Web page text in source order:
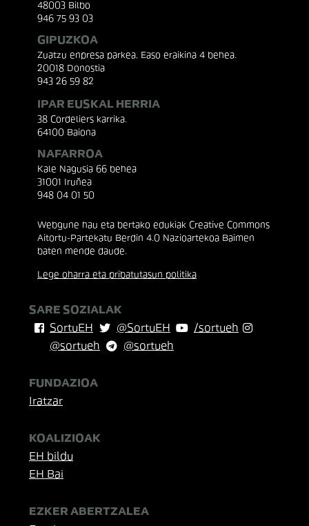
48003 Bilbo
946 75 93 03
GIPUZKOA
Zuatzu enpresa parkea, Easo eraikina 4 behea.
20018 Donostia
943 26 59 82
IPAR EUSKAL HERRIA
38 Cordeliers karrika.
64100 Baiona
NAFARROA
Kale Nagusia 66 behea
31001 Iruñea
948 04 01 50
Webgune hau eta bertako edukiak Creative Commons
Aitortu-Partekatu Berdin 4.0 Nazioartekoa Baimen
baten mende daude.
Lege oharra eta pribatutasun politika
SARE SOZIALAK
SortuEH
@SortuEH
/sortueh
@sortueh
@sortueh
FUNDAZIOA
Iratzar
KOALIZIOAK
EH bildu
EH Bai
EZKER ABERTZALEA